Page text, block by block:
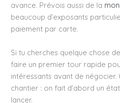
avance. Prévois aussi de la
beaucoup d’exposants
paiement par carte.
Si tu cherches quelque chose
faire un premier tour rapide
intéressants avant de négocier.
chantier : on fait d’abord un
lancer.